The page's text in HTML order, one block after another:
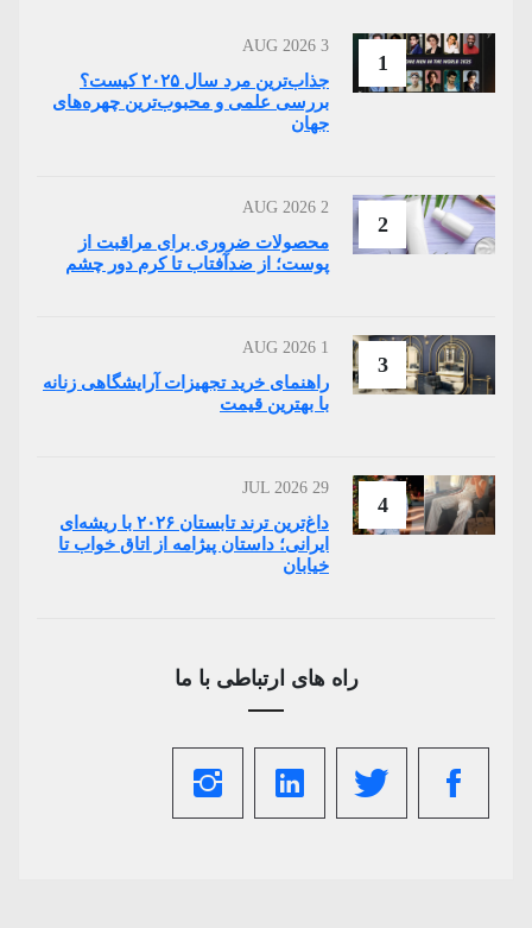
1
3 AUG 2026
جذاب‌ترین مرد سال ۲۰۲۵ کیست؟
بررسی علمی و محبوب‌ترین چهره‌های
جهان
2
2 AUG 2026
محصولات ضروری برای مراقبت از
پوست؛ از ضدآفتاب تا کرم دور چشم
3
1 AUG 2026
راهنمای خرید تجهیزات آرایشگاهی زنانه
با بهترین قیمت
4
29 JUL 2026
داغ‌ترین ترند تابستان ۲۰۲۶ با ریشه‌ای
ایرانی؛ داستان پیژامه از اتاق خواب تا
خیابان
راه های ارتباطی با ما